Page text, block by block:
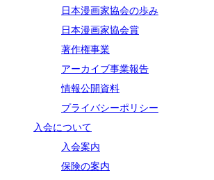
日本漫画家協会の歩み
日本漫画家協会賞
著作権事業
アーカイブ事業報告
情報公開資料
プライバシーポリシー
入会について
入会案内
保険の案内